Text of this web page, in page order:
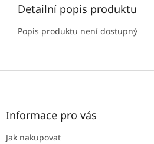
Detailní popis produktu
Popis produktu není dostupný
Z
Informace pro vás
Jak nakupovat